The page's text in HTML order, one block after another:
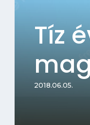
Tíz
2018.06.05.